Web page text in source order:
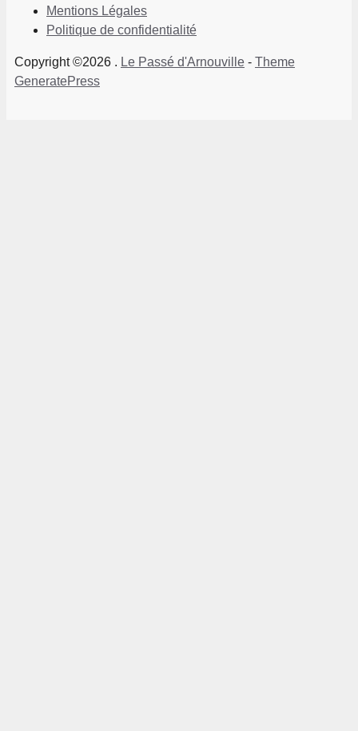
Mentions Légales
Politique de confidentialité
Copyright ©2026 . Le Passé d'Arnouville - Theme
GeneratePress